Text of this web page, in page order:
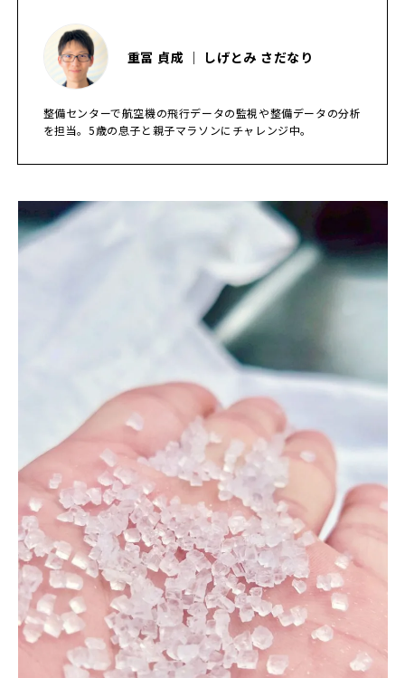
重冨 貞成 ｜ しげとみ さだなり
整備センターで航空機の飛行データの監視や整備データの分析
を担当。5歳の息子と親子マラソンにチャレンジ中。